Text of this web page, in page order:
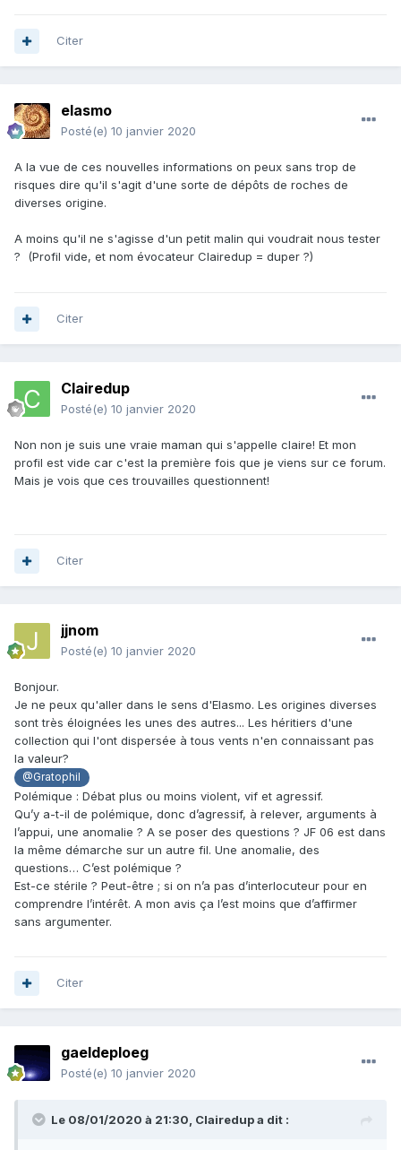
Citer
elasmo
Posté(e) 10 janvier 2020
A la vue de ces nouvelles informations on peux sans trop de
risques dire qu'il s'agit d'une sorte de dépôts de roches de
diverses origine.
A moins qu'il ne s'agisse d'un petit malin qui voudrait nous tester
? (Profil vide, et nom évocateur Clairedup = duper ?)
Citer
Clairedup
Posté(e) 10 janvier 2020
Non non je suis une vraie maman qui s'appelle claire! Et mon
profil est vide car c'est la première fois que je viens sur ce forum.
Mais je vois que ces trouvailles questionnent!
Citer
jjnom
Posté(e) 10 janvier 2020
Bonjour.
Je ne peux qu'aller dans le sens d'Elasmo. Les origines diverses
sont très éloignées les unes des autres... Les héritiers d'une
collection qui l'ont dispersée à tous vents n'en connaissant pas
la valeur?
@Gratophil
Polémique : Débat plus ou moins violent, vif et agressif.
Qu’y a-t-il de polémique, donc d’agressif, à relever, arguments à
l’appui, une anomalie ? A se poser des questions ? JF 06 est dans
la même démarche sur un autre fil. Une anomalie, des
questions… C’est polémique ?
Est-ce stérile ? Peut-être ; si on n’a pas d’interlocuteur pour en
comprendre l’intérêt. A mon avis ça l’est moins que d’affirmer
sans argumenter.
Citer
gaeldeploeg
Posté(e) 10 janvier 2020
Le 08/01/2020 à 21:30, Clairedupa dit :